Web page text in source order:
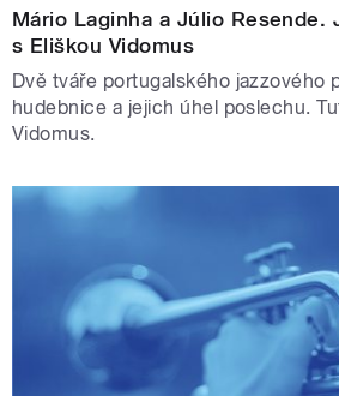
Mário Laginha a Júlio Resende.
s Eliškou Vidomus
Dvě tváře portugalského jazzového
hudebnice a jejich úhel poslechu.
Vidomus.